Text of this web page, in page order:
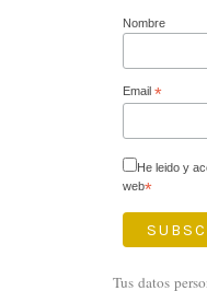
Nombre
Email *
He leido y
web*
Tus datos